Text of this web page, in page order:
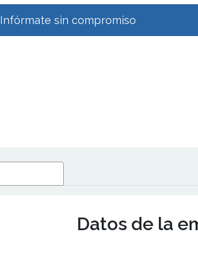
Infórmate sin compromiso
Datos de la